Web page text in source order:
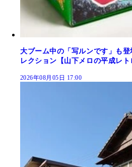
大ブーム中の「写ルンです」も
レクション【山下メロの平成レト
2026年08月05日 17:00